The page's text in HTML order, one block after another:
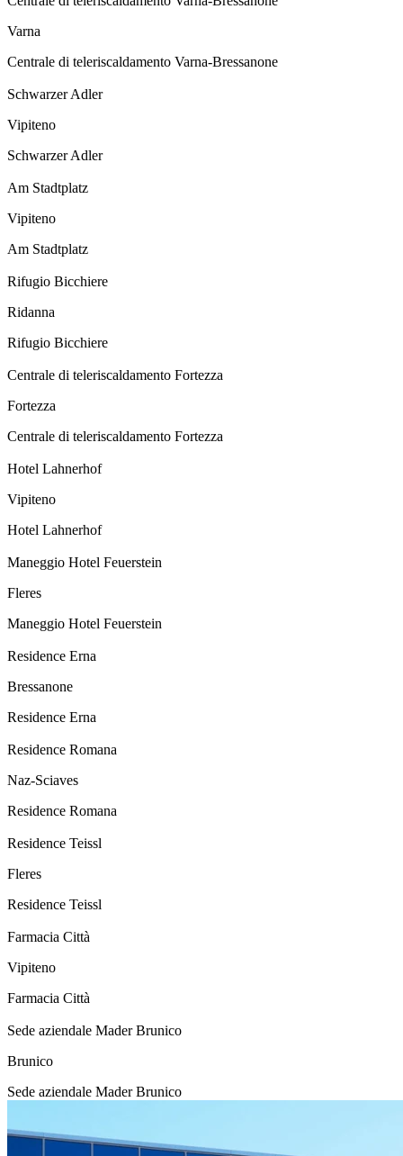
Varna
Centrale di teleriscaldamento Varna-Bressanone
Schwarzer Adler
Vipiteno
Schwarzer Adler
Am Stadtplatz
Vipiteno
Am Stadtplatz
Rifugio Bicchiere
Ridanna
Rifugio Bicchiere
Centrale di teleriscaldamento Fortezza
Fortezza
Centrale di teleriscaldamento Fortezza
Hotel Lahnerhof
Vipiteno
Hotel Lahnerhof
Maneggio Hotel Feuerstein
Fleres
Maneggio Hotel Feuerstein
Residence Erna
Bressanone
Residence Erna
Residence Romana
Naz-Sciaves
Residence Romana
Residence Teissl
Fleres
Residence Teissl
Farmacia Città
Vipiteno
Farmacia Città
Sede aziendale Mader Brunico
Brunico
Sede aziendale Mader Brunico